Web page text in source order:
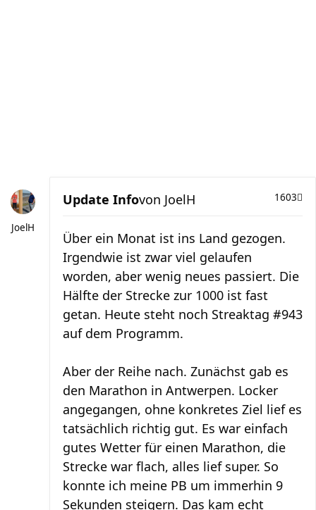
JoelH
Update Info 1603
von JoelH
Über ein Monat ist ins Land gezogen.
Irgendwie ist zwar viel gelaufen
worden, aber wenig neues passiert. Die
Hälfte der Strecke zur 1000 ist fast
getan. Heute steht noch Streaktag #943
auf dem Programm.
Aber der Reihe nach. Zunächst gab es
den Marathon in Antwerpen. Locker
angegangen, ohne konkretes Ziel lief es
tatsächlich richtig gut. Es war einfach
gutes Wetter für einen Marathon, die
Strecke war flach, alles lief super. So
konnte ich meine PB um immerhin 9
Sekunden steigern. Das kam echt